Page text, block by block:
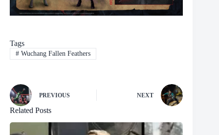
Tags
#Wuchang Fallen Feathers
PREVIOUS NEXT
Related Posts